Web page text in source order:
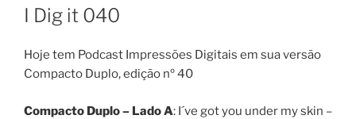
ON
I Dig it 040
Hoje tem Podcast Impressões Digitais em sua versão
Compacto Duplo, edição nº 40
Compacto Duplo – Lado A: I´ve got you under my skin –